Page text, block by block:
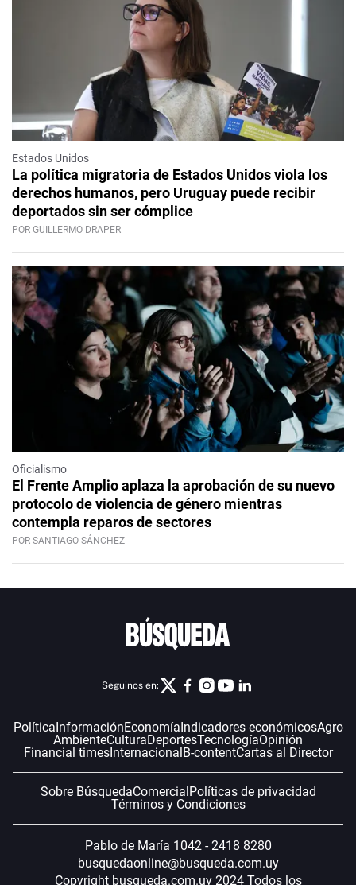
Estados Unidos
La política migratoria de Estados Unidos viola los
derechos humanos, pero Uruguay puede recibir
deportados sin ser cómplice
POR GUILLERMO DRAPER
Oficialismo
El Frente Amplio aplaza la aprobación de su nuevo
protocolo de violencia de género mientras
contempla reparos de sectores
POR SANTIAGO SÁNCHEZ
Seguinos en:
Política InformaciónEconomía Indicadores económicosAgro
AmbienteCulturaDeportesTecnologíaOpinión
Financial timesInternacional B-contentCartas al Director
Sobre BúsquedaComercial Políticas de privacidad
Términos y Condiciones
Pablo de María 1042 - 2418 8280
busquedaonline@busqueda.com.uy
Copyright busqueda.com.uy 2024 Todos los